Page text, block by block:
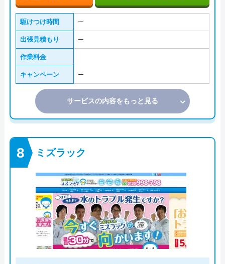
駆けつけ時間 ー
出張見積もり ー
作業料金
キャンペーン ー
サービスの内容をもっと見る
ミズラック